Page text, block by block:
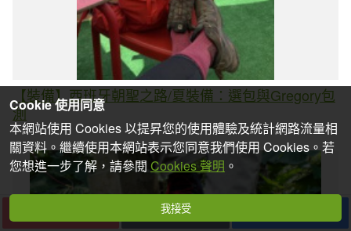
【裝備】西班牙朝聖之路/夏裝備：選包與Gregory包
測
下一篇
Cookie 使用同意
本網站使用 Cookies 以提昇您的使用體驗及統計網路流量相
關資料。繼續使用本網站表示您同意我們使用 Cookies。若
您想進一步了解，請參閱 Cookies 聲明 。
我接受